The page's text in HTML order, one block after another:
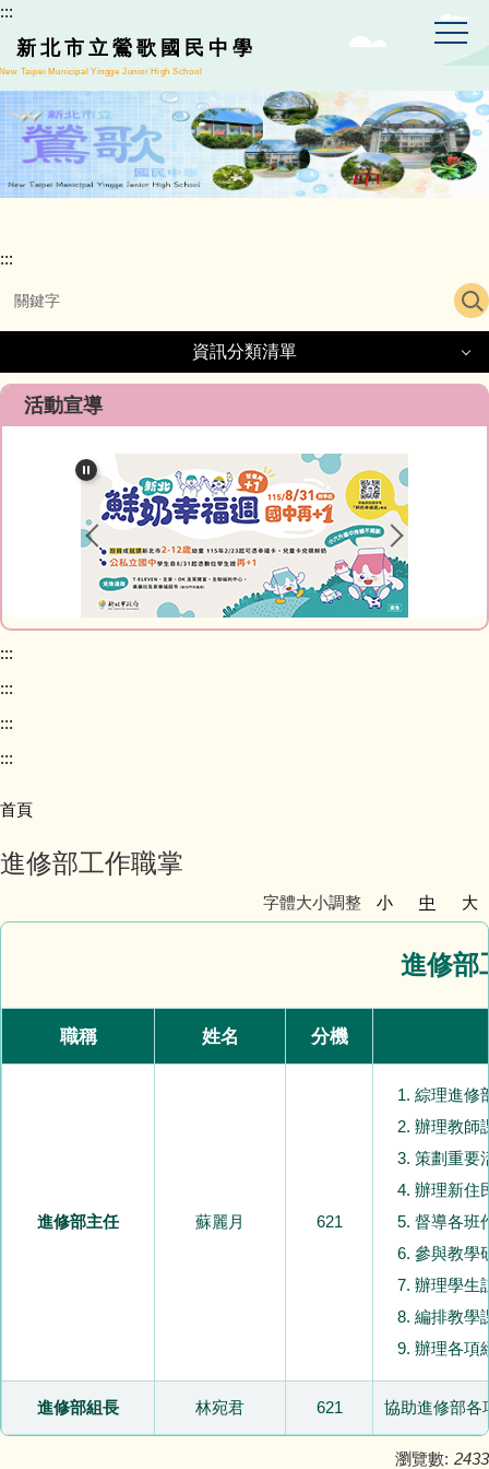
跳
到
主
要
內
容
區
:::
新北市立鶯歌國民中學
Taipei Municipal Yingge Junior High School
:::
資訊分類清單
資訊分類清單
正常教學專區
課程計畫專區
校務問卷填寫
校務規章及辦法
升學進路相關連結
下載專區
數位學習資源
營養午餐菜單
政府公開資訊
活動宣導
:::
:::
:::
:::
首頁
進修部工作職掌
字體大小調整 小 中 大
進修部
職稱 姓名 分機
進修部主任 蘇麗月 621
綜理進修
辦理教師
策劃重要
辦理新住
督導各班
參與教學
辦理學生
編排教學
辦理各項
進修部組長 林宛君 621 協助進修部各
瀏覽數: 2433